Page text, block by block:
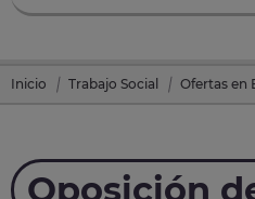
Inicio Trabajo Social Ofertas en
Oposición